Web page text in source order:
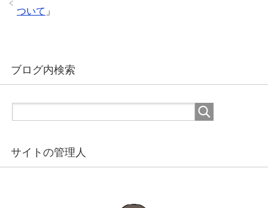
ついて 」
ブログ内検索
サイトの管理人